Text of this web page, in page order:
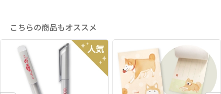
こちらの商品もオススメ